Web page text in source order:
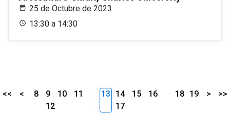
25 de Octubre de 2023
13:30 a 14:30
<< < 8 9 10
11
12
13 14 15
16
17
18 19 > >>